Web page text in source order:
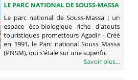
LE PARC NATIONAL DE SOUSS-MASSA
: UN ESPACE ÉCO-BIOLOGIQUE RICHE
D'ATOUTS TOURISTIQUES
PROMETTEURS
Le parc national de Souss-Massa : un
espace éco-biologique riche d'atouts
touristiques prometteurs Agadir - Créé
en 1991, le Parc national Souss Massa
(PNSM), qui s'étale sur une superfic
Savoir plus...